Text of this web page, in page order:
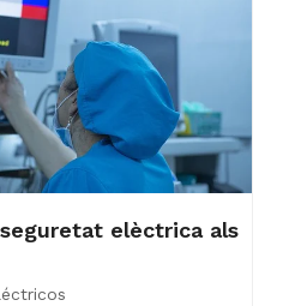
elèctrica als